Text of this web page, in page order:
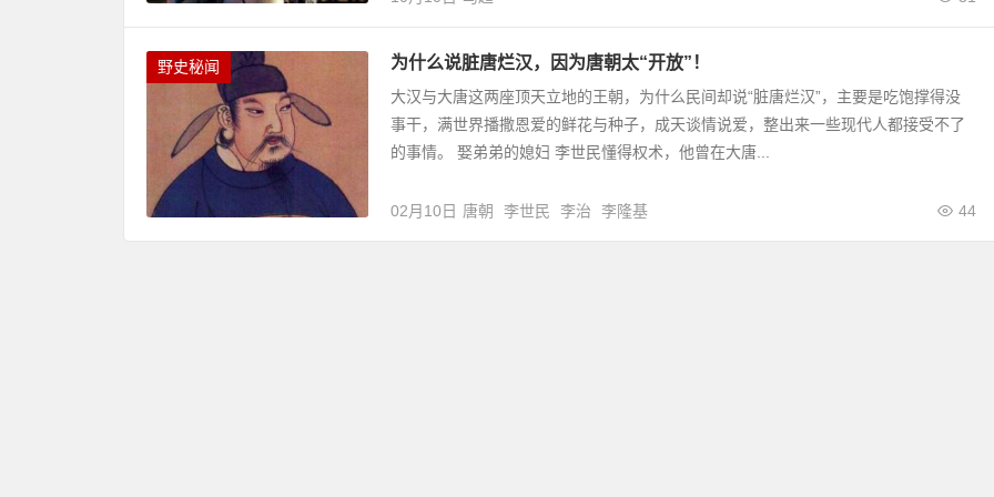
野史秘闻 为什么说脏唐烂汉，因为唐朝太“开放”！
大汉与大唐这两座顶天立地的王朝，为什么民间却说“脏唐烂汉”，主要是吃饱撑得没
事干，满世界播撒恩爱的鲜花与种子，成天谈情说爱，整出来一些现代人都接受不了
的事情。 娶弟弟的媳妇 李世民懂得权术，他曾在大唐...
02月10日 44
唐朝 李世民 李治 李隆基